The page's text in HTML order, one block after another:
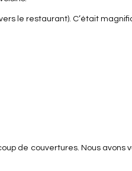
le restaurant). C’était
de couvertures. Nous avons